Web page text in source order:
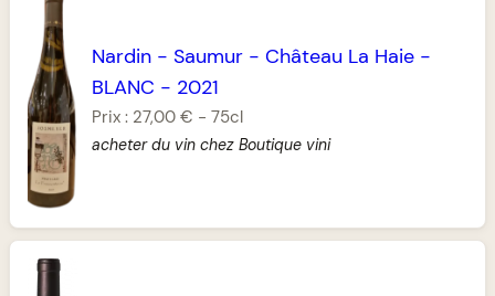
Nardin- Saumur- Château La Haie-
BLANC - 2021
Prix : 27,00 € - 75cl
acheter du vin chez Boutique vini